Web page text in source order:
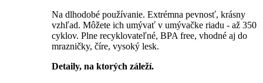
Na dlhodobé používanie. Extrémna pevnosť, krásny
vzhľad. Môžete ich umývať v umývačke riadu - až 350
cyklov. Plne recyklovateľné, BPA free, vhodné aj do
mrazničky, číre, vysoký lesk.
Detaily, na ktorých záleží.